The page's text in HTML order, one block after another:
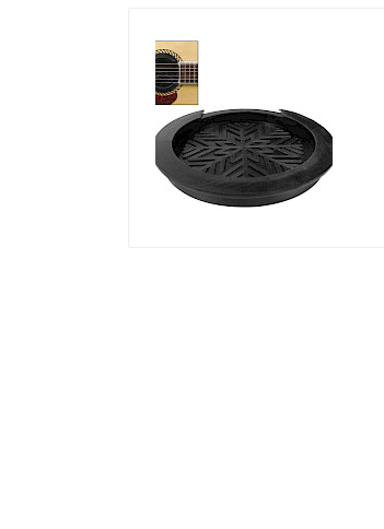
Blaasinstrumenten
Algemeen & Overig
OPRUIMING VOT MET DEN
PRÖTTEL